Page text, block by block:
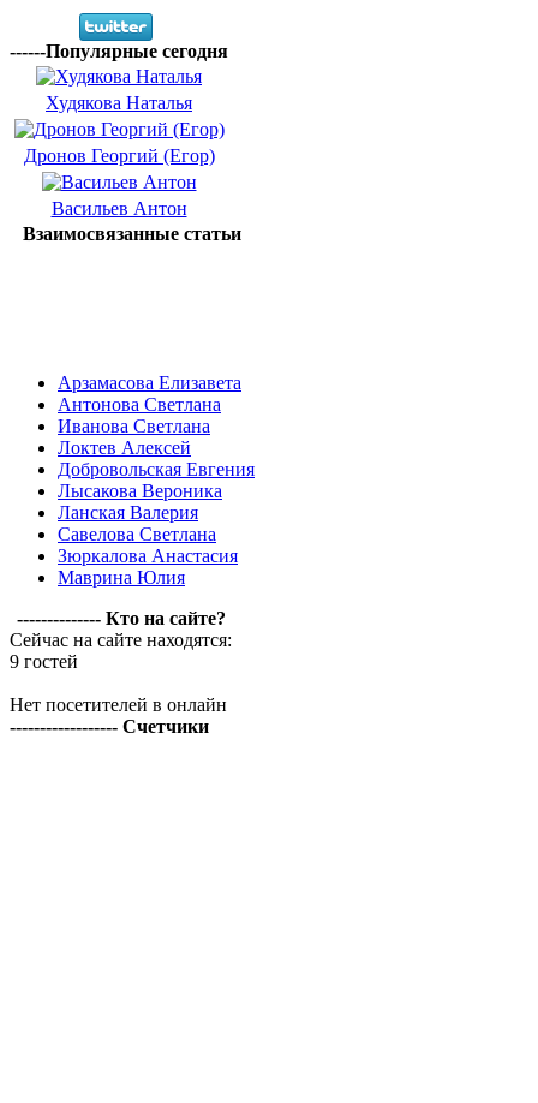
------Популярные сегодня
Худякова Наталья
Дронов Георгий (Егор)
Васильев Антон
Взаимосвязанные статьи
Арзамасова Елизавета
Антонова Светлана
Иванова Светлана
Локтев Алексей
Добровольская Евгения
Лысакова Вероника
Ланская Валерия
Савелова Светлана
Зюркалова Анастасия
Маврина Юлия
-------------- Кто на сайте?
Сейчас на сайте находятся:
9 гостей
Нет посетителей в онлайн
------------------ Счетчики